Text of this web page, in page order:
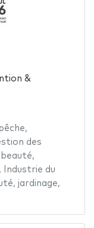
&
,
des
,
,
Industrie du
, jardinage,